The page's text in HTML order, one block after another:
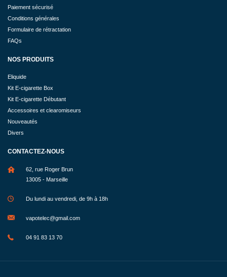
Paiement sécurisé
Conditions générales
Formulaire de rétractation
FAQs
NOS PRODUITS
Eliquide
Kit E-cigarette Box
Kit E-cigarette Débutant
Accessoires et clearomiseurs
Nouveautés
Divers
CONTACTEZ-NOUS
62, rue Roger Brun
13005 - Marseille
Du lundi au vendredi, de 9h à 18h
vapotelec@gmail.com
04 91 83 13 70